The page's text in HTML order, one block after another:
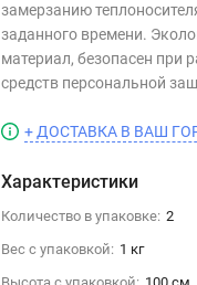
замерзанию
заданного времени.
материал, безопасен при
средств персональной
+ ДОСТАВКА В ВАШ
Характеристики
Количество в упаковке: 2
Вес с упаковкой: 1 кг